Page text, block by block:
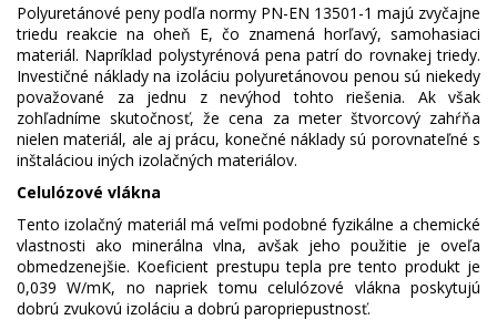
Polyuretánové peny podľa normy PN-EN 13501-1 majú zvyčajne
triedu reakcie na oheň E, čo znamená horľavý, samohasiaci
materiál. Napríklad polystyrénová pena patrí do rovnakej triedy.
Investičné náklady na izoláciu polyuretánovou penou sú niekedy
považované za jednu z nevýhod tohto riešenia. Ak však
zohľadníme skutočnosť, že cena za meter štvorcový zahŕňa
nielen materiál, ale aj prácu, konečné náklady sú porovnateľné s
inštaláciou iných izolačných materiálov.
Celulózové vlákna
Tento izolačný materiál má veľmi podobné fyzikálne a chemické
vlastnosti ako minerálna vlna, avšak jeho použitie je oveľa
obmedzenejšie. Koeficient prestupu tepla pre tento produkt je
0,039 W/mK, no napriek tomu celulózové vlákna poskytujú
dobrú zvukovú izoláciu a dobrú paropriepustnosť.